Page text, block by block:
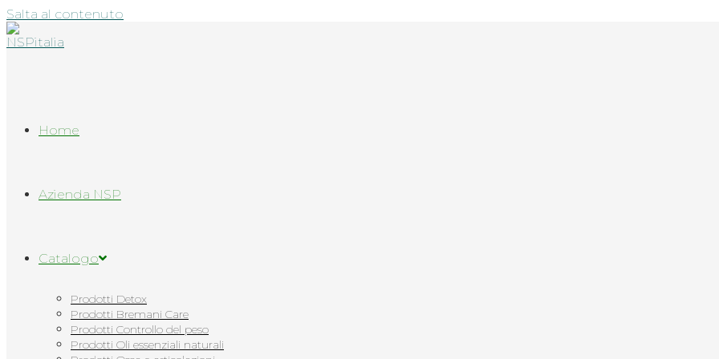
Salta al contenuto
Home
Azienda NSP
Catalogo
Prodotti Detox
Prodotti Bremani Care
Prodotti Controllo del peso
Prodotti Oli essenziali naturali